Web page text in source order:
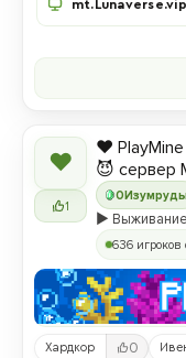
mt.Lunaverse.vip
❤
1
0
❤️ PlayMine
😈 сервер
▶️
636 игроков
Хардкор 0